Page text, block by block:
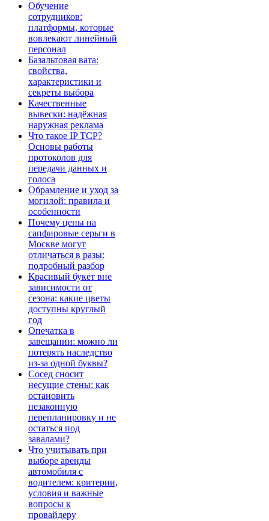
Обучение
сотрудников:
платформы, которые
вовлекают линейный
персонал
Базальтовая вата:
свойства,
характеристики и
секреты выбора
Качественные
вывески: надёжная
наружная реклама
Что такое IP TCP?
Основы работы
протоколов для
передачи данных и
голоса
Обрамление и уход за
могилой: правила и
особенности
Почему цены на
сапфировые серьги в
Москве могут
отличаться в разы:
подробный разбор
Красивый букет вне
зависимости от
сезона: какие цветы
доступны круглый
год
Опечатка в
завещании: можно ли
потерять наследство
из-за одной буквы?
Сосед сносит
несущие стены: как
остановить
незаконную
перепланировку и не
остаться под
завалами?
Что учитывать при
выборе аренды
автомобиля с
водителем: критерии,
условия и важные
вопросы к
провайдеру